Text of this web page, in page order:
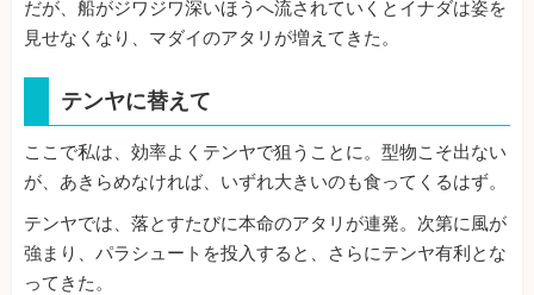
だが、船がジワジワ深いほうへ流されていくとイナダは姿を
見せなくなり、マダイのアタリが増えてきた。
テンヤに替えて
ここで私は、効率よくテンヤで狙うことに。型物こそ出ない
が、あきらめなければ、いずれ大きいのも食ってくるはず。
テンヤでは、落とすたびに本命のアタリが連発。次第に風が
強まり、パラシュートを投入すると、さらにテンヤ有利とな
ってきた。